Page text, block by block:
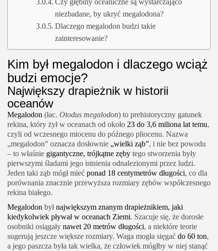
Czy głębiny oceaniczne są wystarczająco
niezbadane, by ukryć megalodona?
Dlaczego megalodon budzi takie
zainteresowanie?
Kim był megalodon i dlaczego wciąż
budzi emocje?
Największy drapieżnik w historii
oceanów
Megalodon (łac. Otodus megalodon) to prehistoryczny gatunek
rekina, który żył w oceanach od około 23 do 3,6 miliona lat temu,
czyli od wczesnego miocenu do późnego pliocenu. Nazwa
„megalodon” oznacza dosłownie „wielki ząb”, i nie bez powodu
– to właśnie gigantyczne, trójkątne zęby tego stworzenia były
pierwszymi śladami jego istnienia odnalezionymi przez ludzi.
Jeden taki ząb mógł mieć ponad 18 centymetrów długości, co dla
porównania znacznie przewyższa rozmiary zębów współczesnego
rekina białego.
Megalodon byłnajwiększym znanym drapieżnikiem, jaki
kiedykolwiek pływał w oceanach Ziemi. Szacuje się, że dorosłe
osobniki osiągały nawet 20 metrów długości, a niektóre teorie
sugerują jeszcze większe rozmiary. Waga mogła sięgać do 60 ton,
a jego paszcza była tak wielka, że człowiek mógłby w niej stanąć